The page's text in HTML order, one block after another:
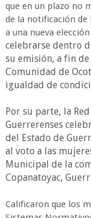
que en un plazo no
de la notificación
a una nueva
celebrarse dentro
su emisión, a fin
Comunidad de
igualdad de
Por su parte, la
Guerrerenses
del Estado de
al voto a las
Municipal de la
Copanatoyac,
Calificaron que los